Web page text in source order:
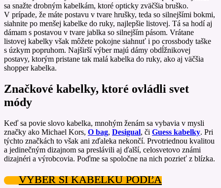
sa snažte drobným kabelkám, ktoré opticky zväčšia bruško.
V prípade, že máte postavu v tvare hrušky, teda so silnejšími bokmi,
siahnite po menšej kabelke do ruky, najlepšie listovej. Tá sa hodí aj
dámam s postavou v tvare jablka so silnejším pásom. Vrátane
listovej kabelky však môžete pokojne siahnuť i po crossbody taške
s úzkym popruhom. Najširší výber majú dámy obdĺžnikovej
postavy, ktorým pristane tak malá kabelka do ruky, ako aj väčšia
shopper kabelka.
Značkové kabelky, ktoré ovládli svet
módy
Keď sa povie slovo kabelka, mnohým ženám sa vybavia v mysli
značky ako Michael Kors, O bag, Desigual, či Guess kabelky. Pri
týchto značkách to však ani zďaleka nekončí. Prvotriednou kvalitou
a jedinečným dizajnom sa preslávili aj ďalší, celosvetovo známi
dizajnéri a výrobcovia. Poďme sa spoločne na nich pozrieť z blízka.
VYBER SI KABELKU PODĽA